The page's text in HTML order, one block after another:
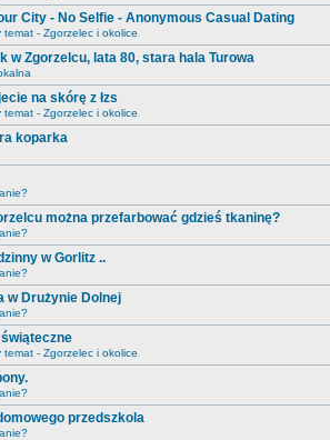
City - No Selfie - Anonymous Casual Dating
temat - Zgorzelec i okolice
w Zgorzelcu, lata 80, stara hala Turowa
na skórę z łzs
temat - Zgorzelec i okolice
koparka
można przefarbować gdzieś tkaninę?
w Gorlitz ..
w Drużynie Dolnej
temat - Zgorzelec i okolice
przedszkola